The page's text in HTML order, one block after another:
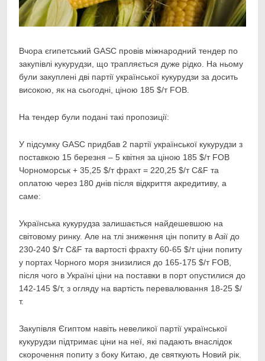
Вчора єгипетський GASC провів міжнародний тендер по
закупівлі кукурудзи, що трапляється дуже рідко. На ньому
були закуплені дві партії української кукурудзи за досить
високою, як на сьогодні, ціною 185 $/т FOB.
На тендер були подані такі пропозиції:
У підсумку GASC придбав 2 партії української кукурудзи з
поставкою 15 березня – 5 квітня за ціною 185 $/т FOB
Чорноморськ + 35,25 $/т фрахт = 220,25 $/т C&F та
оплатою через 180 днів після відкриття акредитиву, а
саме:
Українська кукурудза залишається найдешевшою на
світовому ринку. Але на тлі зниження цін попиту в Азії до
230-240 $/т C&F та вартості фрахту 60-65 $/т ціни попиту
у портах Чорного моря знизилися до 165-175 $/т FOB,
після чого в Україні ціни на поставки в порт опустилися до
142-145 $/т, з огляду на вартість перевалювання 18-25 $/
т.
Закупівля Єгиптом навіть невеликої партії української
кукурудзи підтримає ціни на неї, які падають внаслідок
скорочення попиту з боку Китаю, де святкують Новий рік.